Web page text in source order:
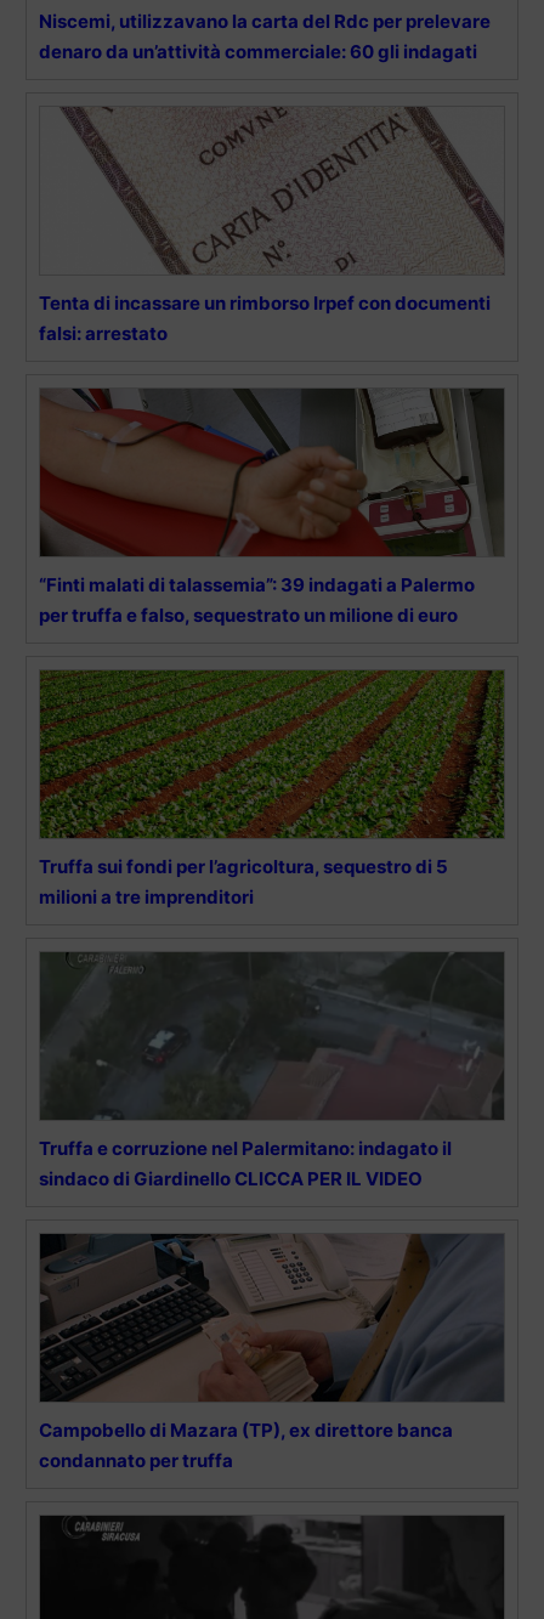
Niscemi, utilizzavano la carta del Rdc per prelevare
denaro da un’attività commerciale: 60 gli indagati
Tenta di incassare un rimborso Irpef con documenti
falsi: arrestato
“Finti malati di talassemia”: 39 indagati a Palermo
per truffa e falso, sequestrato un milione di euro
Truffa sui fondi per l’agricoltura, sequestro di 5
milioni a tre imprenditori
Truffa e corruzione nel Palermitano: indagato il
sindaco di Giardinello CLICCA PER IL VIDEO
Campobello di Mazara (TP), ex direttore banca
condannato per truffa